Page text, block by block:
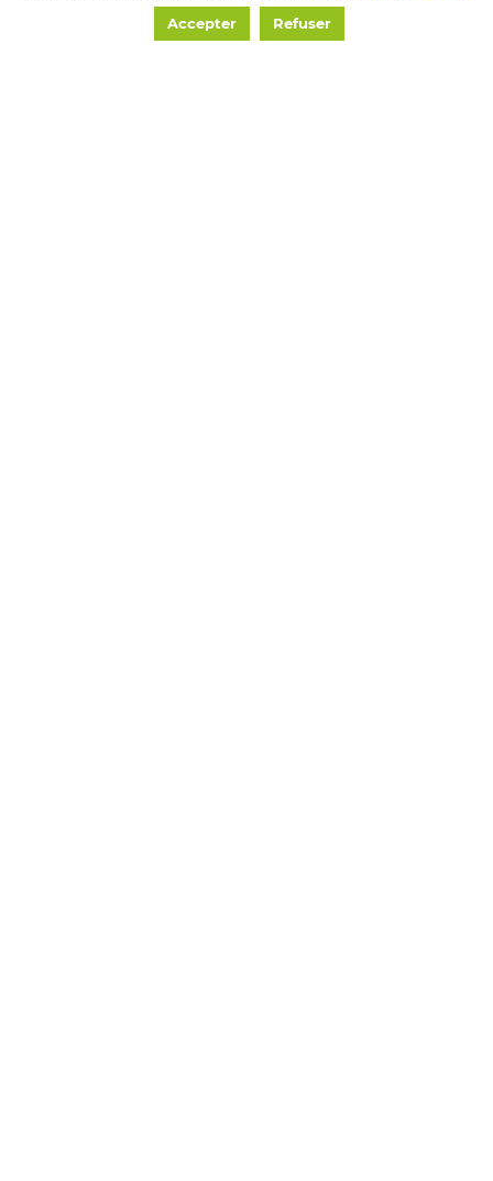
Il existe sous 2 formes : la plus fréquente est
Accepter Refuser